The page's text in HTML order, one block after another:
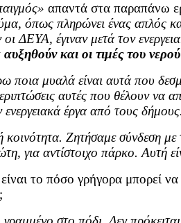
απαντά στα παραπάνω
όπως πληρώνει ένας απλός
ΔΕΥΑ, έγιναν μετά τον
αυξηθούν και οι τιμές του
ποια μυαλά είναι αυτά που
αυτές που θέλουν
έργα από τους δήμους.
κοινότητα. Ζητήσαμε
για αντίστοιχο πάρκο. Αυτή
το πόσο γρήγορα μπορεί